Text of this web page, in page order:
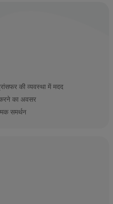
की व्यवस्था में मदद
करने का अवसर
समर्थन